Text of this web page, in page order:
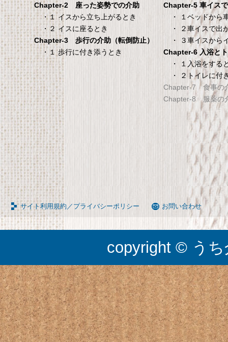
タンスのゲン 介護用ベ
ッドテーブル キャスタ
ー付き 伸縮式 高さ調節
可能 Licht リヒト
65090050BR
タンスのゲン 介護用ベッドテー
ブル キャスター付き 伸縮式 高さ
調節可能 Licht リヒト
65090050BR
TANITA 【乗った人
タリと当てる「乗
機能」搭載】 体組
ホワイト BC-754-
TANITA 【乗った人をピタ
てる「乗るピタ機能」搭
組成計 ホワイト BC-754-
Chapter-2 座った姿勢での介助
・１ イスから立ち上がるとき
・２ イスに座るとき
Chapter-3 歩行の介助（転倒防止）
・１ 歩行に付き添うとき
Chapter-5 車イス
・ １ベッドから
・ ２車イスで出
・ ３車イスから
Chapter-6 入浴と
・ １入浴をする
・ ２トイレに付
Chapter-7 食事の
Chapter-8 服薬の
サイト利用規約／プライバシーポリシー お問い合わせ
copyright © う